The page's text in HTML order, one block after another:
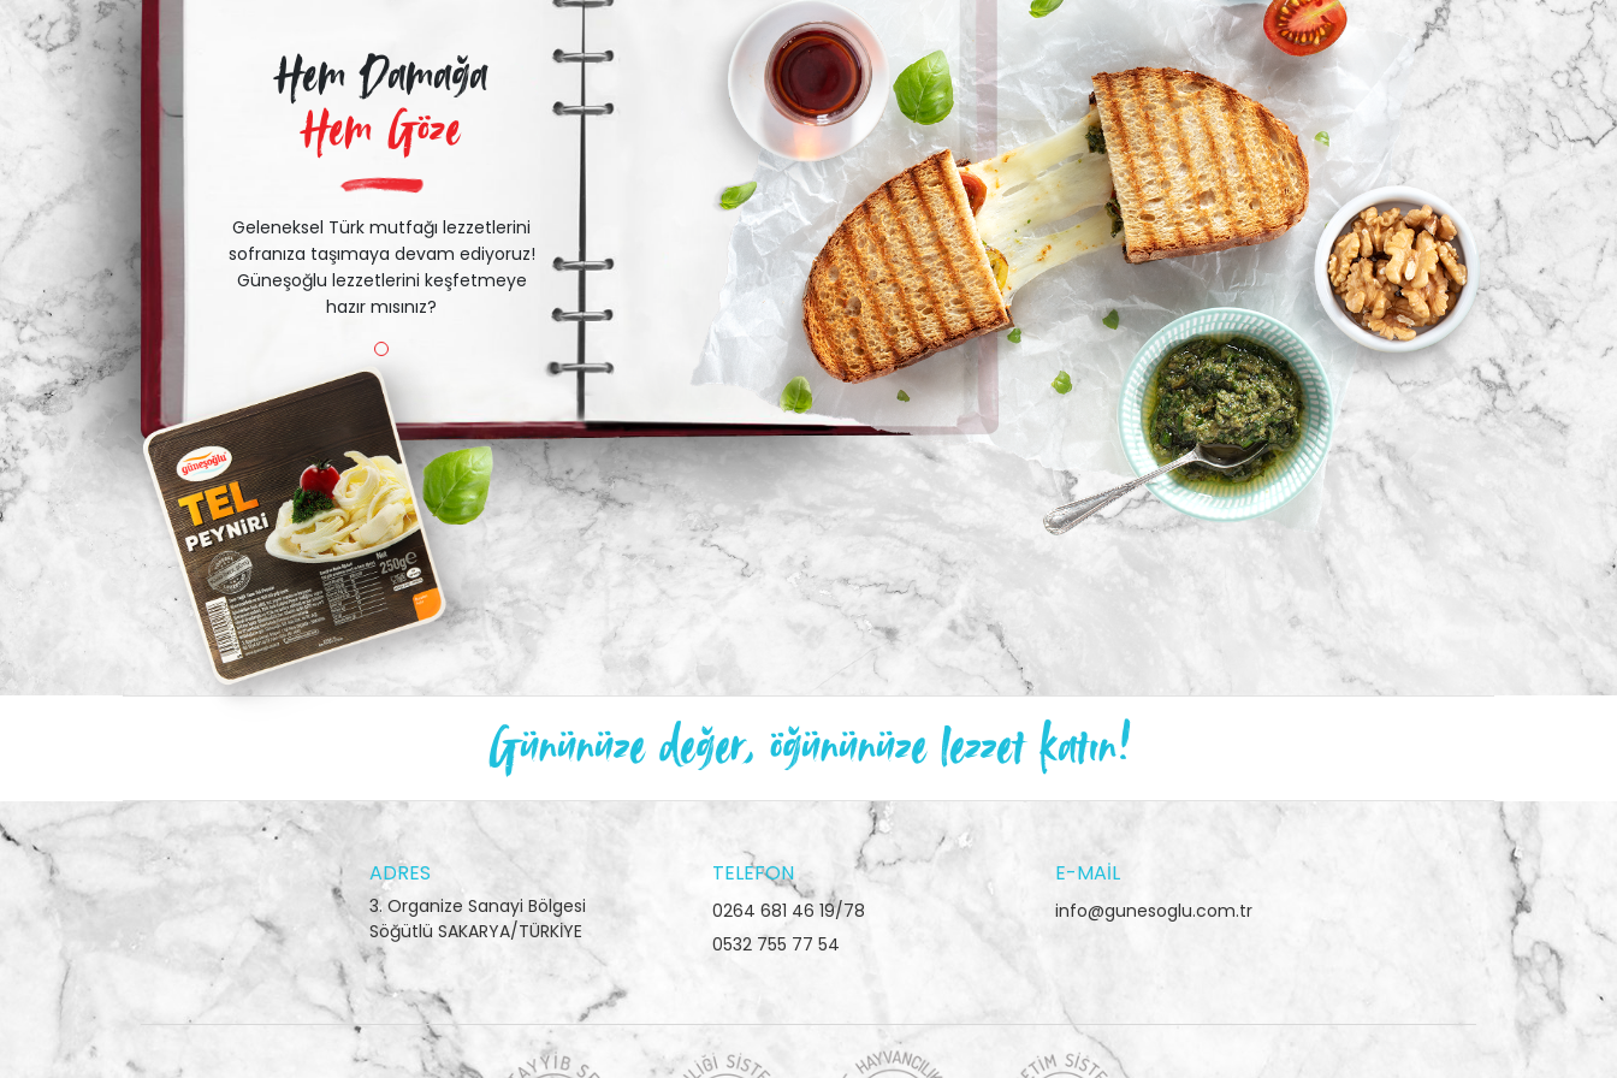
Hem Damağa
Hem Göze
Geleneksel Türk mutfağı lezzetlerini
sofranıza taşımaya devam ediyoruz!
Güneşoğlu lezzetlerini keşfetmeye
hazır mısınız?
Gününüze değer, öğününüze lezzet katın!
ADRES
3. Organize Sanayi Bölgesi
Söğütlü SAKARYA/TÜRKİYE
TELEFON
0264 681 46 19/78
0532 755 77 54
E-MAIL
info@gunesoglu.com.tr